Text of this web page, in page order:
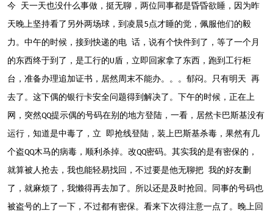
今 天一天也没什么事做，挺无聊，两位同事都是昏昏欲睡，因为昨
天晚上坚持看了另外两场球，到凌晨5点才睡的觉，佩服他们的毅
力。中午的时候，接到快递的电 话，说有个快件到了，等了一个月
的东西终于到了，是工行的U盾，立即回家拿了东西，跑到工行柜
台，准备办理追加证书，居然周末不能办。。。郁闷。只有明天 再
去了。这下偶的银行卡安全问题得到解决了。下午的时候，正在上
网，突然QQ提示偶的号码在别的地方登陆，一看，居然卡巴斯基没有
运行，知道是中毒了，立 即抢线登陆，装上巴斯基杀毒，果然有几
个盗QQ木马的病毒，顺利杀掉。改QQ密码。其实我的是有密保的，
就算被人抢去，我也能轻易找回，不过要是他无聊把 我的好友删
了，就麻烦了，我懒得再去加了。所以还是及时抢回。同事的号码也
被盗号的上了一下，不过都有密保。看来下次得注意一点了。晚上回